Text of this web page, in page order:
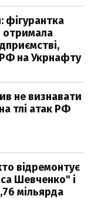
фігурантка
отримала
на Укрнафту
не визнавати
тлі атак РФ
відремонтує
Шевченко" і
мільярда